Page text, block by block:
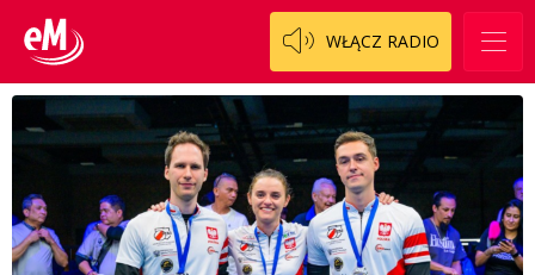
WŁĄCZ RADIO